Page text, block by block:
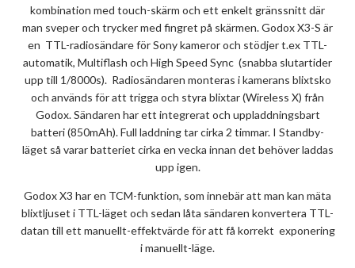
kombination med touch-skärm och ett enkelt gränssnitt där
man sveper och trycker med fingret på skärmen. Godox X3-S är
en TTL-radiosändare för Sony kameror och stödjer t.ex TTL-
automatik, Multiflash och High Speed Sync (snabba slutartider
upp till 1/8000s). Radiosändaren monteras i kamerans blixtsko
och används för att trigga och styra blixtar (Wireless X) från
Godox. Sändaren har ett integrerat och uppladdningsbart
batteri (850mAh). Full laddning tar cirka 2 timmar. I Standby-
läget så varar batteriet cirka en vecka innan det behöver laddas
upp igen.
Godox X3 har en TCM-funktion, som innebär att man kan mäta
blixtljuset i TTL-läget och sedan låta sändaren konvertera TTL-
datan till ett manuellt-effektvärde för att få korrekt exponering
i manuellt-läge.